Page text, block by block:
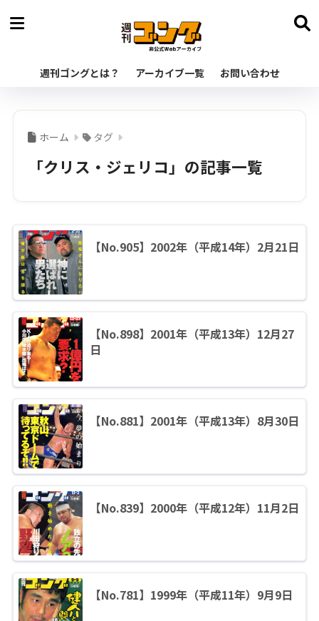
週刊ゴングとは？ アーカイブ一覧 お問い合わせ
ホーム タグ
「クリス・ジェリコ」の記事一覧
【No.905】2002年（平成14年）2月21日
【No.898】2001年（平成13年）12月27
日
【No.881】2001年（平成13年）8月30日
【No.839】2000年（平成12年）11月2日
【No.781】1999年（平成11年）9月9日